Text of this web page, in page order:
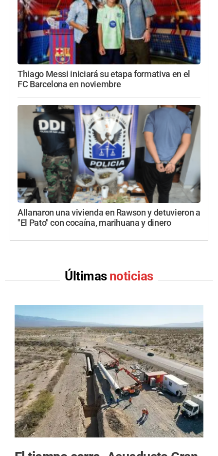
Thiago Messi iniciará su etapa formativa en el
FC Barcelona en noviembre
Allanaron una vivienda en Rawson y detuvieron a
"El Pato" con cocaína, marihuana y dinero
Últimas noticias